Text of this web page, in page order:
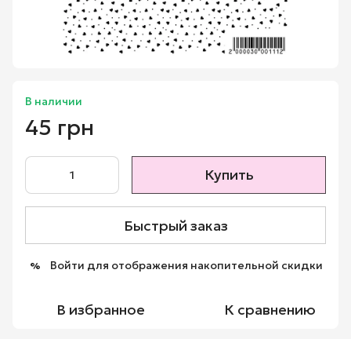
В наличии
45 грн
Купить
Быстрый заказ
% Войти для отображения накопительной скидки
В избранное К сравнению